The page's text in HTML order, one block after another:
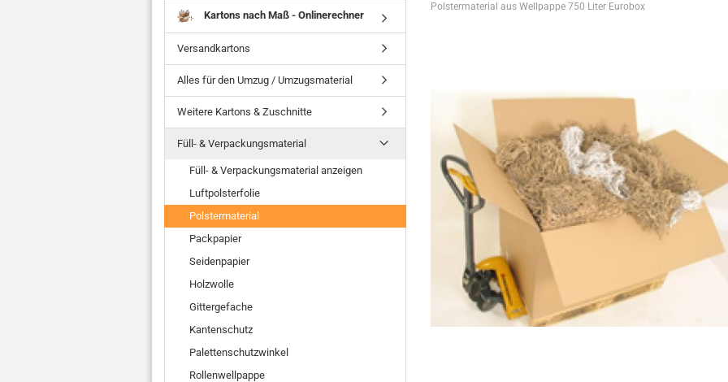
Polstermaterial aus Wellpappe 750 Liter Eurobox
Kartons nach Maß - Onlinerechner
Versandkartons
Alles für den Umzug / Umzugsmaterial
Weitere Kartons & Zuschnitte
Füll- & Verpackungsmaterial
Füll- & Verpackungsmaterial anzeigen
Luftpolsterfolie
Polstermaterial
Packpapier
Seidenpapier
Holzwolle
Gittergefache
Kantenschutz
Palettenschutzwinkel
Rollenwellpappe